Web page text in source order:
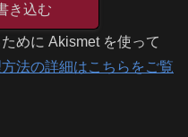
き込む
めに Akismet を使って
法の詳細はこちらをご覧